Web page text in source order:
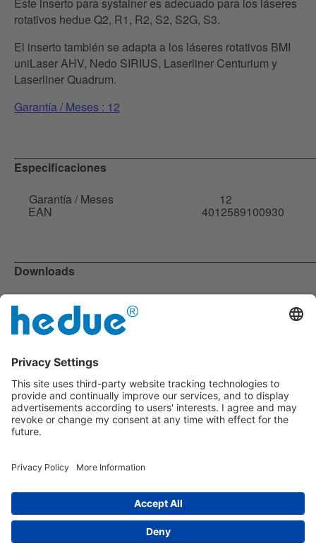
rotativos hedue Q2, R1, R2, S2, S2G, S3.
El inserto también se adapta a los láseres rotativos BMI
uniLaser AHV, Nedo SIRIUS, Laserliner Centurium y
Laserliner Quadrum.
Garantía / Meses : 12
Especificaciones
Garantía / Meses
12
EAN 4012589100930
Downloads
Más información
10093_Descripción-del-Producto-ES.pdf
10093_compliance_es.pdf
sobre nosotros